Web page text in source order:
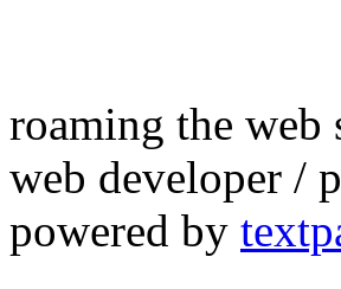
roaming the web
web developer /
powered by